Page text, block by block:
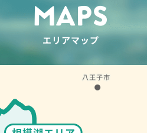
MAPS
エリアマップ